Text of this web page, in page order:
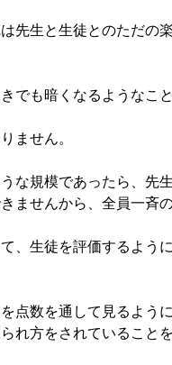
先生と生徒とのただの
でも暗くなるようなこ
ません。
な規模であったら、先
ませんから、全員一斉
、生徒を評価するよう
点数を通して見るよう
れ方をされていること